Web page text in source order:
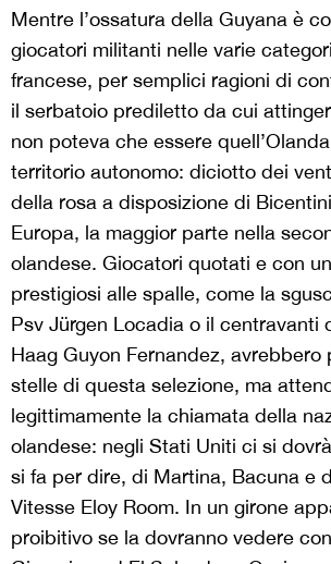
Mentre l’ossatura della Guyana è
giocatori militanti nelle varie
francese, per semplici ragioni di
il serbatoio prediletto da cui
non poteva che essere
territorio autonomo: diciotto dei
della rosa a disposizione di
Europa, la maggior parte nella
olandese. Giocatori quotati e con
prestigiosi alle spalle, come la
Psv Jürgen Locadia o il centravanti
Haag Guyon Fernandez, avrebbero
stelle di questa selezione, ma
legittimamente la chiamata della
olandese: negli Stati Uniti ci si
si fa per dire, di Martina, Bacuna e
Vitesse Eloy Room. In un girone
proibitivo se la dovranno vedere